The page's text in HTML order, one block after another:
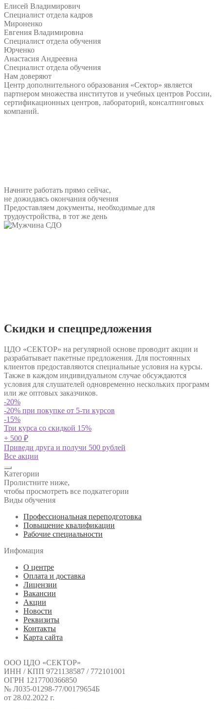
Елисей Владимирович
Специалист отдела кадров
Мироненко
Евгения Владимировна
Специалист отдела обучения
Юрченко
Анастасия Андреевна
Специалист отдела обучения
Нам доверяют
Центр дополнительного образования «Сектор» является
партнером множества институтов и учебных центров России,
сертификационных центров, лабораторий, консалтинговых
компаний.
Начните работать прямо сейчас,
не дожидаясь окончания обучения
Предоставляем документы, необходимые для
трудоустройства, в тот же день
Скидки и спецпредложения
ЦДО «СЕКТОР» на регулярной основе проводит акции и
разрабатывает пакетные предложения. Для постоянных
клиентов предоставляются специальные условия на курсы.
Также в каждом индивидуальном случае обсуждаются
условия для слушателей одновременно нескольких программ
или же оптовых заказчиков.
-20%
-20% при покупке от 5-ти курсов
-15%
Три курса со скидкой 15%
+ 500 ₽
Приведи друга и получи 500 рублей
Все акции
Категории
Пролистните ниже,
чтобы просмотреть все подкатегории
Виды обучения
Профессиональная переподготовка
Повышение квалификации
Рабочие специальности
Инфомация
О центре
Оплата и доставка
Лицензии
Вакансии
Акции
Новости
Реквизиты
Контакты
Карта сайта
ООО ЦДО «СЕКТОР»
ИНН / КПП 9721138587 / 772101001
ОГРН 1217700366850
№ Л035-01298-77/00179654Б
от 28.02.2022 г.